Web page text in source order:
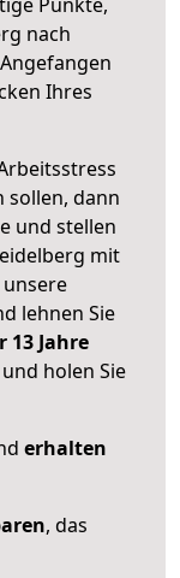
nach
Angefangen
Ihres
sollen, dann
und stellen
mit
unsere
lehnen Sie
13 Jahre
holen Sie
erhalten
, das